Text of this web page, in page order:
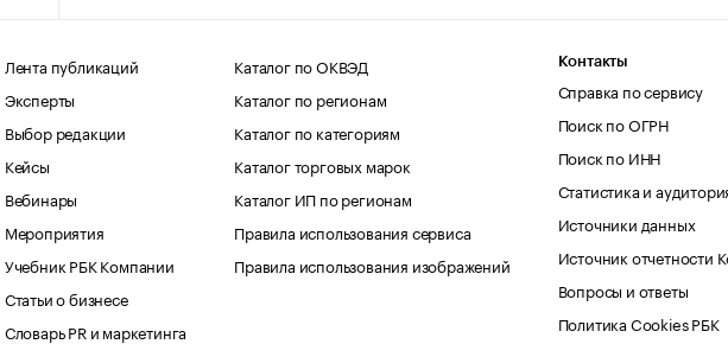
Лента публикаций
Эксперты
Выбор редакции
Кейсы
Вебинары
Мероприятия
Учебник РБК Компании
Статьи о бизнесе
Словарь PR и маркетинга
Каталог по ОКВЭД
Каталог по регионам
Каталог по категориям
Каталог торговых марок
Каталог ИП по регионам
Правила использования сервиса
Правила использования изображений
Контакты
Справка по сервису
Поиск по ОГРН
Поиск по ИНН
Статистика и
Источники данных
Источник отчетности
Вопросы и ответы
Политика Cookies РБК